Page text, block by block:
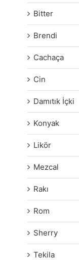
Bitter
Brendi
Cachaça
Cin
Damıtık İçki
Konyak
Likör
Mezcal
Rakı
Rom
Sherry
Tekila